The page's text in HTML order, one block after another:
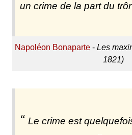
un crime de la part du
Napoléon Bonaparte- Les
1821)
Le crime est